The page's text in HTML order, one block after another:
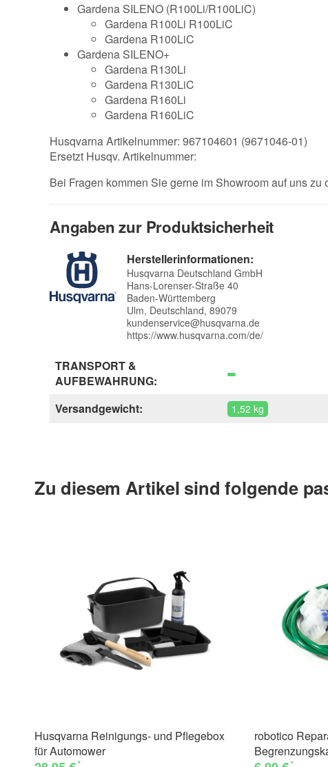
Gardena SILENO (R100Li/R100LiC)
Gardena R100Li R100LiC
Gardena R100LiC
Gardena SILENO+
Gardena R130Li
Gardena R130LiC
Gardena R160Li
Gardena R160LiC
Husqvarna Artikelnummer: 967104601 (9671046-01)
Ersetzt Husqv. Artikelnummer:
Bei Fragen kommen Sie gerne im Showroom auf uns zu
Angaben zur Produktsicherheit
Herstellerinformationen:
Husqvarna Deutschland GmbH
Hans-Lorenser-Straße 40
Baden-Württemberg
Ulm, Deutschland, 89079
kundenservice@husqvarna.de
https://www.husqvarna.com/de/
TRANSPORT &
AUFBEWAHRUNG:
Versandgewicht:
1,52 kg
Zu diesem Artikel sind folgende
Husqvarna Reinigungs- und Pflegebox
für Automower
robotico